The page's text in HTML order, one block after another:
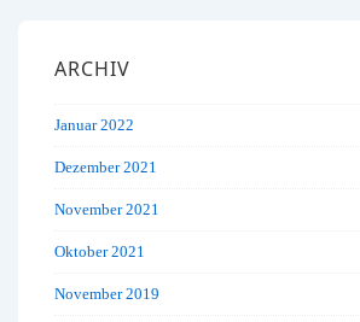
ARCHIV
Januar 2022
Dezember 2021
November 2021
Oktober 2021
November 2019